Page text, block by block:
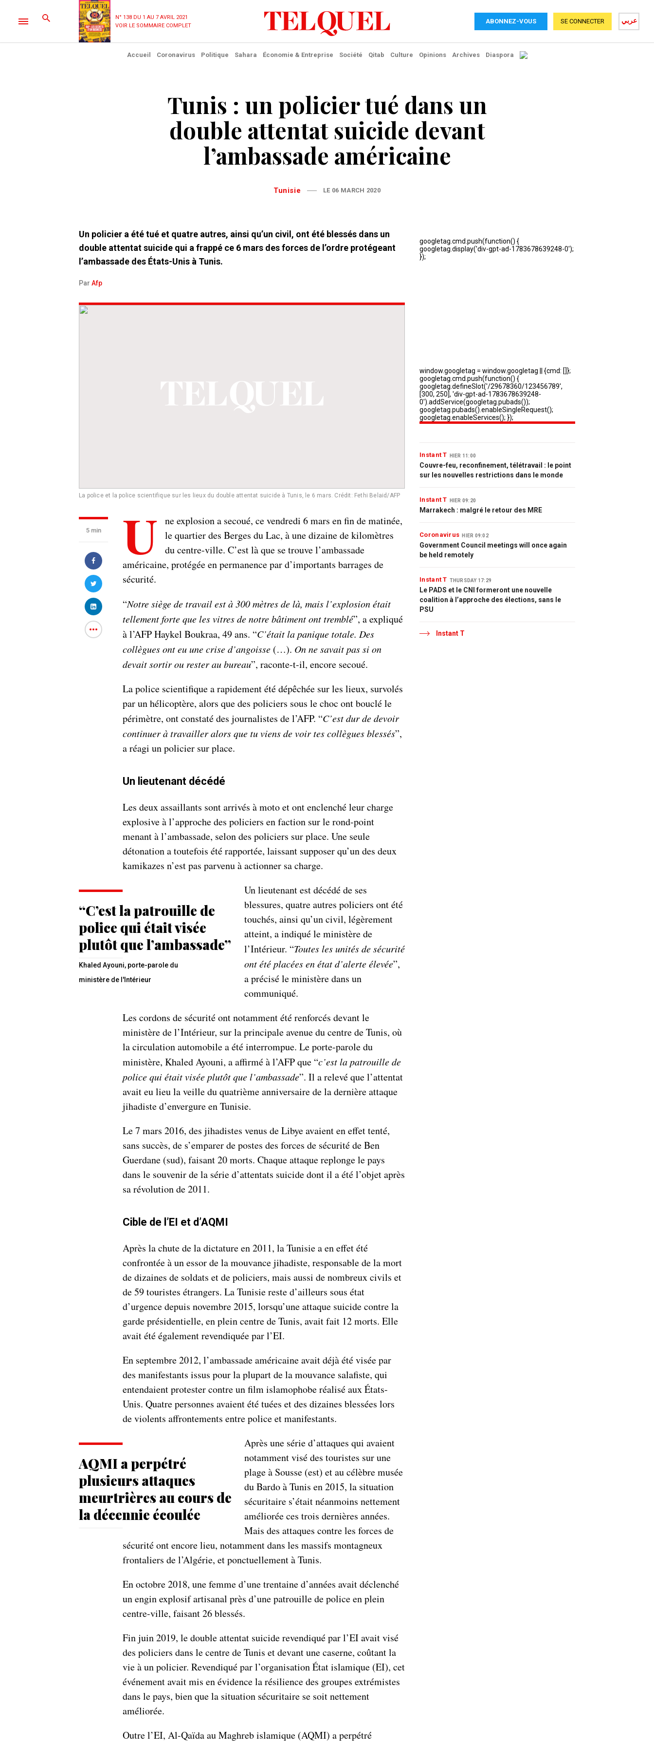
N° 138 DU 1 AU 7 AVRIL 2021
VOIR LE SOMMAIRE COMPLET
ABONNEZ-VOUS عربي SE CONNECTER
Accueil Coronavirus Politique Sahara Économie & Entreprise Société Qitab Culture Opinions Archives Diaspora
Tunis : un policier tué dans un
double attentat suicide devant
l’ambassade américaine
Tunisie LE 06 MARCH 2020
Un policier a été tué et quatre autres, ainsi qu’un civil, ont été blessés dans un
double attentat suicide qui a frappé ce 6 mars des forces de l’ordre protégeant
l’ambassade des États-Unis à Tunis.
Par Afp
La police et la police scientifique sur les lieux du double attentat suicide à Tunis, le 6 mars. Crédit: Fethi Belaid/AFP
5 min U
ne explosion a secoué, ce vendredi 6 mars en fin de matinée,
le quartier des Berges du Lac, à une dizaine de kilomètres
du centre-ville. C’est là que se trouve l’ambassade
américaine, protégée en permanence par d’importants barrages de
sécurité.
“Notre siège de travail est à 300 mètres de là, mais l’explosion était
tellement forte que les vitres de notre bâtiment ont tremblé”, a expliqué
à l’AFP Haykel Boukraa, 49 ans. “C’était la panique totale. Des
collègues ont eu une crise d’angoisse (…). On ne savait pas si on
devait sortir ou rester au bureau”, raconte-t-il, encore secoué.
La police scientifique a rapidement été dépêchée sur les lieux, survolés
par un hélicoptère, alors que des policiers sous le choc ont bouclé le
périmètre, ont constaté des journalistes de l’AFP. “C’est dur de devoir
continuer à travailler alors que tu viens de voir tes collègues blessés”,
a réagi un policier sur place.
Un lieutenant décédé
Les deux assaillants sont arrivés à moto et ont enclenché leur charge
explosive à l’approche des policiers en faction sur le rond-point
menant à l’ambassade, selon des policiers sur place. Une seule
détonation a toutefois été rapportée, laissant supposer qu’un des deux
kamikazes n’est pas parvenu à actionner sa charge.
“C’est la patrouille de
police qui était visée
plutôt que l’ambassade”
Khaled Ayouni, porte-parole du
ministère de l'Intérieur
Un lieutenant est décédé de ses
blessures, quatre autres policiers ont été
touchés, ainsi qu’un civil, légèrement
atteint, a indiqué le ministère de
l’Intérieur. “Toutes les unités de sécurité
ont été placées en état d’alerte élevée”,
a précisé le ministère dans un
communiqué.
Les cordons de sécurité ont notamment été renforcés devant le
ministère de l’Intérieur, sur la principale avenue du centre de Tunis, où
la circulation automobile a été interrompue. Le porte-parole du
ministère, Khaled Ayouni, a affirmé à l’AFP que “c’est la patrouille de
police qui était visée plutôt que l’ambassade”. Il a relevé que l’attentat
avait eu lieu la veille du quatrième anniversaire de la dernière attaque
jihadiste d’envergure en Tunisie.
Le 7 mars 2016, des jihadistes venus de Libye avaient en effet tenté,
sans succès, de s’emparer de postes des forces de sécurité de Ben
Guerdane (sud), faisant 20 morts. Chaque attaque replonge le pays
dans le souvenir de la série d’attentats suicide dont il a été l’objet après
sa révolution de 2011.
Cible de l’EI et d’AQMI
Après la chute de la dictature en 2011, la Tunisie a en effet été
confrontée à un essor de la mouvance jihadiste, responsable de la mort
de dizaines de soldats et de policiers, mais aussi de nombreux civils et
de 59 touristes étrangers. La Tunisie reste d’ailleurs sous état
d’urgence depuis novembre 2015, lorsqu’une attaque suicide contre la
garde présidentielle, en plein centre de Tunis, avait fait 12 morts. Elle
avait été également revendiquée par l’EI.
En septembre 2012, l’ambassade américaine avait déjà été visée par
des manifestants issus pour la plupart de la mouvance salafiste, qui
entendaient protester contre un film islamophobe réalisé aux États-
Unis. Quatre personnes avaient été tuées et des dizaines blessées lors
de violents affrontements entre police et manifestants.
AQMI a perpétré
plusieurs attaques
meurtrières au cours de
la décennie écoulée
Après une série d’attaques qui avaient
notamment visé des touristes sur une
plage à Sousse (est) et au célèbre musée
du Bardo à Tunis en 2015, la situation
sécuritaire s’était néanmoins nettement
améliorée ces trois dernières années.
Mais des attaques contre les forces de
sécurité ont encore lieu, notamment dans les massifs montagneux
frontaliers de l’Algérie, et ponctuellement à Tunis.
En octobre 2018, une femme d’une trentaine d’années avait déclenché
un engin explosif artisanal près d’une patrouille de police en plein
centre-ville, faisant 26 blessés.
Fin juin 2019, le double attentat suicide revendiqué par l’EI avait visé
des policiers dans le centre de Tunis et devant une caserne, coûtant la
vie à un policier. Revendiqué par l’organisation État islamique (EI), cet
événement avait mis en évidence la résilience des groupes extrémistes
dans le pays, bien que la situation sécuritaire se soit nettement
améliorée.
Outre l’EI, Al-Qaïda au Maghreb islamique (AQMI) a perpétré
Instant T HIER 11:00
Couvre-feu, reconfinement, télétravail : le point
sur les nouvelles restrictions dans le monde
Instant T HIER 09:20
Marrakech : malgré le retour des MRE
Coronavirus HIER 09:02
Government Council meetings will once again
be held remotely
Instant T THURSDAY 17:29
Le PADS et le CNI formeront une nouvelle
coalition à l’approche des élections, sans le
PSU
Instant T